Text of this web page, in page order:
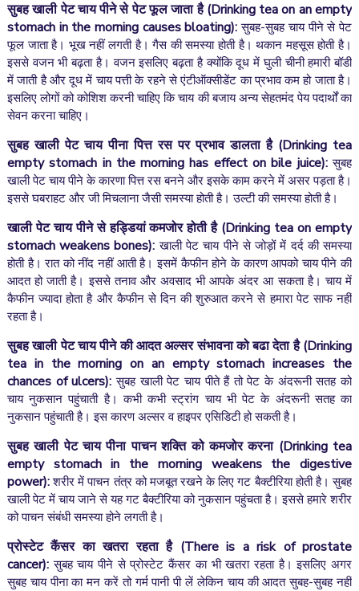
सुबह खाली पेट चाय पीने से पेट फूल जाता है (Drinking tea on an empty
stomach in the morning causes bloating): सुबह-सुबह चाय पीने से पेट
फूल जाता है। भूख नहीं लगती है। गैस की समस्या होती है। थकान महसूस होती है।
इससे वजन भी बढ़ता है। वजन इसलिए बढ़ता है क्योंकि दूध में घुली चीनी हमारी बॉडी
में जाती है और दूध में चाय पत्ती के रहने से एंटीऑक्सीडेंट का प्रभाव कम हो जाता है।
इसलिए लोगों को कोशिश करनी चाहिए कि चाय की बजाय अन्य सेहतमंद पेय पदार्थों का
सेवन करना चाहिए।
सुबह खाली पेट चाय पीना पित्त रस पर प्रभाव डालता है (Drinking tea
empty stomach in the morning has effect on bile juice):सुबह
खाली पेट चाय पीने के कारणा पित्त रस बनने और इसके काम करने में असर पड़ता है।
इससे घबराहट और जी मिचलाना जैसी समस्या होती है। उल्टी की समस्या होती है।
खाली पेट चाय पीने से हड्डियां कमजोर होती है (Drinking tea on empty
stomach weakens bones): खाली पेट चाय पीने से जोड़ों में दर्द की समस्या
होती है। रात को नींद नहीं आती है। इसमें कैफीन होने के कारण आपको चाय पीने की
आदत हो जाती है। इससे तनाव और अवसाद भी आपके अंदर आ सकता है। चाय में
कैफीन ज्यादा होता है और कैफीन से दिन की शुरुआत करने से हमारा पेट साफ नहीं
रहता है।
सुबह खाली पेट चाय पीनेकीआदतअल्सर संभावना को बढा देता है (Drinking
tea in the morning on an empty stomach increases the
chances of ulcers): सुबहखाली पेट चाय पीते हैं तो पेट के अंदरूनी सतह को
चाय नुकसान पहुंचाती है। कभी कभी स्ट्रांग चाय भी पेट के अंदरूनी सतह का
नुकसान पहुंचाती है। इस कारण अल्सर व हाइपर एसिडिटी हो सकती है।
सुबह खाली पेट चाय पीना पाचन शक्ति को कमजोर करना (Drinking tea
empty stomach in the morning weakens the digestive
power):शरीर में पाचन तंत्र को मजबूत रखने के लिए गट बैक्टीरिया होती है। सुबह
खाली पेट में चाय जाने से यह गट बैक्टीरिया को नुकसान पहुंचता है। इससे हमारे शरीर
को पाचन संबंधी समस्या होने लगती है।
प्रोस्टेट कैंसर का खतरा रहता है (There is a risk of prostate
cancer): सुबह चाय पीने से प्रोस्टेट कैंसर का भी खतरा रहता है। इसलिए अगर
सुबह चाय पीना का मन करें तो गर्म पानी पी लें लेकिन चाय की आदत सुबह-सुबह नहीं